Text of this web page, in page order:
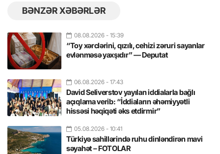
BƏNZƏR XƏBƏRLƏR
08.08.2026 - 15:39
“Toy xərclərini, qızılı, cehizi zəruri sayanlar
evlənməsə yaxşıdır” — Deputat
06.08.2026 - 17:43
David Seliverstov yayılan iddialarla bağlı
açıqlama verib: “İddiaların əhəmiyyətli
hissəsi həqiqəti əks etdirmir”
05.08.2026 - 10:41
Türkiyə sahillərində ruhu dinləndirən mavi
səyahət – FOTOLAR